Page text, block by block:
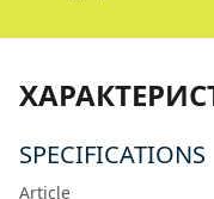
SPECIFICATIONS
Article